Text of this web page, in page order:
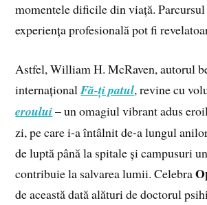
momentele dificile din viață.
experiența profesională pot fi
Astfel, William H. McRaven, autorul
internaționalFă-ți patul, revine cu
eroului– un omagiul vibrant adus
zi, pe care i-a întâlnit de-a lungul
de luptă până la spitale și campusuri
contribuie la salvarea lumii. Celebra
de această dată alături de doctorul